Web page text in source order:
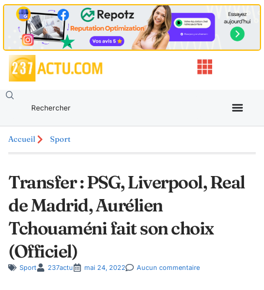
Accueil Sport
Transfer : PSG, Liverpool, Real
de Madrid, Aurélien
Tchouaméni fait son choix
(Officiel)
Sport 237actu mai 24, 2022 Aucun commentaire